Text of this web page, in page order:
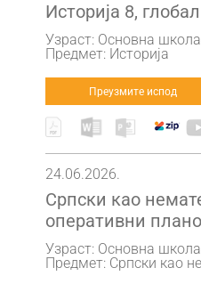
Историја 8,
Узраст: Основна
Предмет: Историја
Преузмите испод
24.06.2026.
Српски као
оперативни
Узраст: Основна
Предмет: Српски као